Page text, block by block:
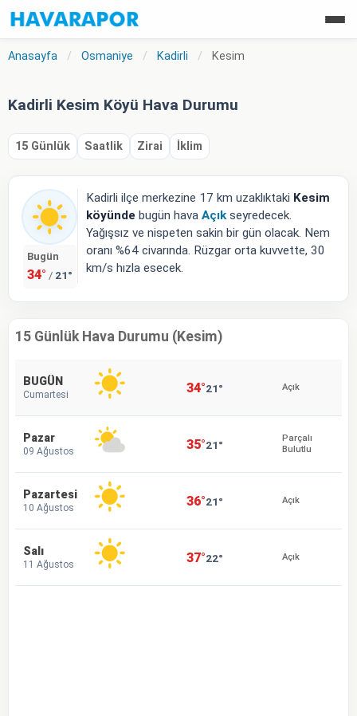
Anasayfa / Osmaniye / Kadirli / Kesim
Kadirli Kesim Köyü Hava Durumu
15 Günlük Saatlik Zirai İklim
Bugün
34° / 21°
Kadirli ilçe merkezine 17 km uzaklıktaki Kesim
köyünde bugün hava Açıkseyredecek.
Yağışsız ve nispeten sakin bir gün olacak. Nem
oranı %64 civarında. Rüzgar orta kuvvette, 30
km/s hızla esecek.
15 Günlük Hava Durumu (Kesim)
BUGÜN
Cumartesi 34°21° Açık
Pazar
09 Ağustos 35°21°
Parçalı
Bulutlu
Pazartesi
10 Ağustos 36°21° Açık
Salı
11 Ağustos 37°22° Açık